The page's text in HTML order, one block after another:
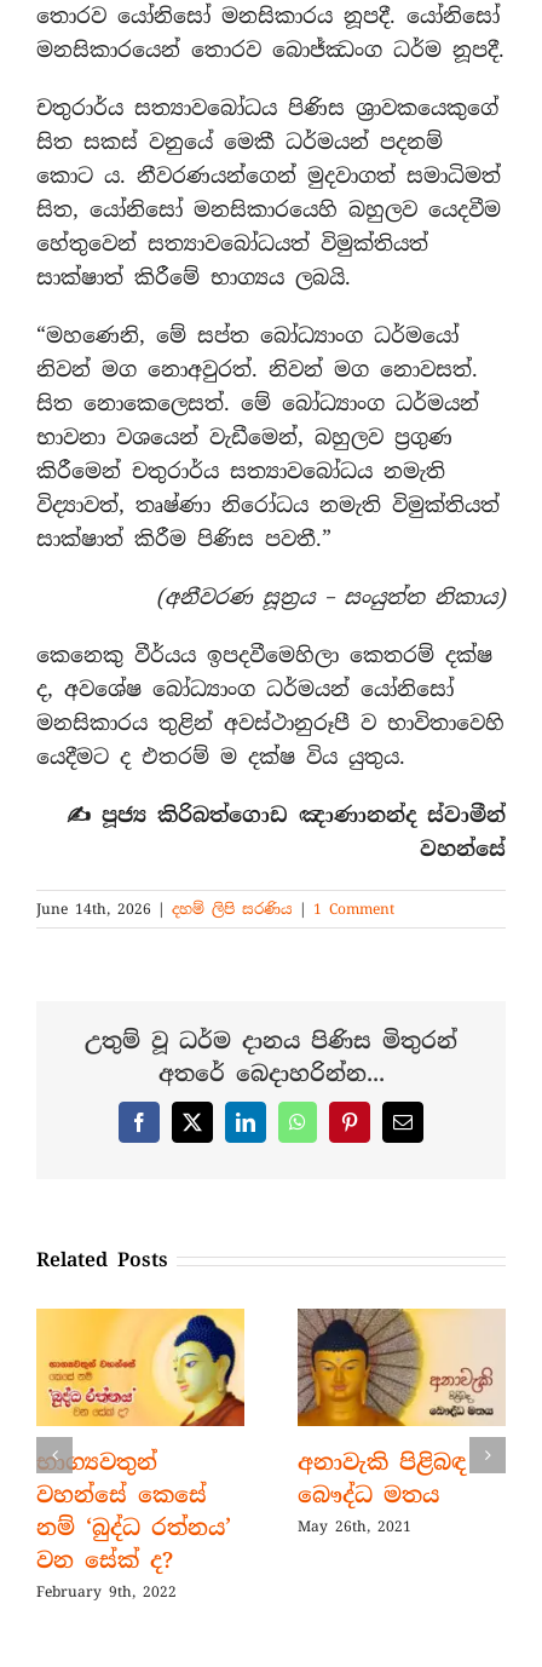
තොරව යෝනිසෝ මනසිකාරය නූපදී. යෝනිසෝ
මනසිකාරයෙන් තොරව බොජ්ඣංග ධර්ම නූපදී.
චතුරාර්ය සත්‍යාවබෝධය පිණිස ශ්‍රාවකයෙකුගේ
සිත සකස් වනුයේ මෙකී ධර්මයන් පදනම්
කොට ය. නීවරණයන්ගෙන් මුදවාගත් සමාධිමත්
සිත, යෝනිසෝ මනසිකාරයෙහි බහුලව යෙදවීම
හේතුවෙන් සත්‍යාවබෝධයත් විමුක්තියත්
සාක්ෂාත් කිරීමේ භාග්‍යය ලබයි.
“මහණෙනි, මේ සප්ත බෝධ්‍යාංග ධර්මයෝ
නිවන් මග නොඅවුරත්. නිවන් මග නොවසත්.
සිත නොකෙලෙසත්. මේ බෝධ්‍යාංග ධර්මයන්
භාවනා වශයෙන් වැඩීමෙන්, බහුලව ප්‍රගුණ
කිරීමෙන් චතුරාර්ය සත්‍යාවබෝධය නමැති
විද්‍යාවත්, තෘෂ්ණා නිරෝධය නමැති විමුක්තියත්
සාක්ෂාත් කිරීම පිණිස පවතී.”
(අනීවරණ සූත්‍රය – සංයුත්ත නිකාය)
කෙනෙකු වීර්යය ඉපදවීමෙහිලා කෙතරම් දක්ෂ
ද, අවශේෂ බෝධ්‍යාංග ධර්මයන් යෝනිසෝ
මනසිකාරය තුළින් අවස්ථානුරූපී ව භාවිතාවෙහි
යෙදීමට ද එතරම් ම දක්ෂ විය යුතුය.
✍️ පූජ්‍ය කිරිබත්ගොඩ ඤාණානන්ද ස්වාමීන්
වහන්සේ
June 14th, 2026 | දහම් ලිපි සරණිය | 1 Comment
උතුම් වූ ධර්ම දානය පිණිස මිතුරන්
අතරේ බෙදාහරින්න...
Facebook
X LinkedInWhatsAppPinterestEmail
Related Posts
භාග්‍යවතුන්
වහන්සේ කෙසේ
නම් ‘බුද්ධ රත්නය’
වන සේක් ද?
February 9th, 2022
අනාවැකි පිළිබඳ
බෞද්ධ මතය
May 26th, 2021